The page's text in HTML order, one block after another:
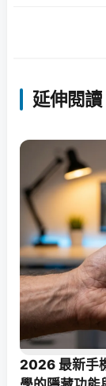
延伸閱讀
2026 最新手